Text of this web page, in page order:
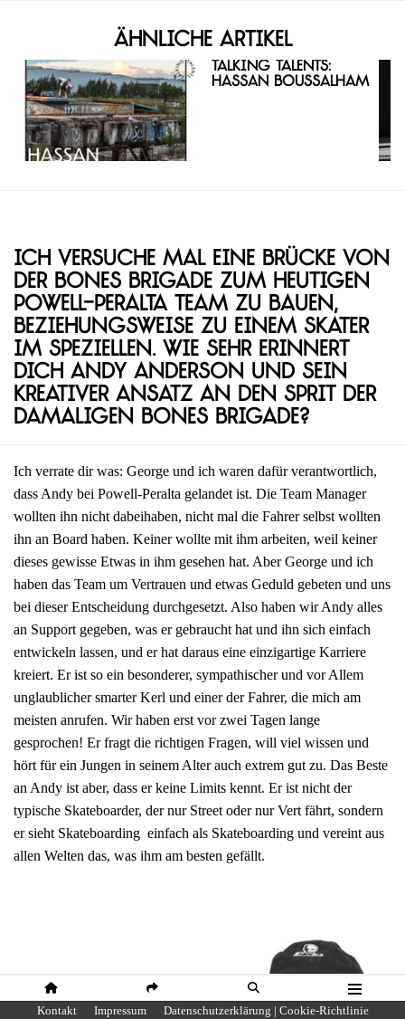
HOME SHARE SUCHE MENÜ
Ähnliche Artikel
Talking Talents:
Hassan Boussalham
Ich versuche mal eine Brücke von
der Bones Brigade zum heutigen
Powell-Peralta Team zu bauen,
beziehungsweise zu einem Skater
im Speziellen. Wie sehr erinnert
dich Andy Anderson und sein
kreativer Ansatz an den Sprit der
damaligen Bones Brigade?
Ich verrate dir was: George und ich waren dafür verantwortlich,
dass Andy bei Powell-Peralta gelandet ist. Die Team Manager
wollten ihn nicht dabeihaben, nicht mal die Fahrer selbst wollten
ihn an Board haben. Keiner wollte mit ihm arbeiten, weil keiner
dieses gewisse Etwas in ihm gesehen hat. Aber George und ich
haben das Team um Vertrauen und etwas Geduld gebeten und uns
bei dieser Entscheidung durchgesetzt. Also haben wir Andy alles
an Support gegeben, was er gebraucht hat und ihn sich einfach
entwickeln lassen, und er hat daraus eine einzigartige Karriere
kreiert. Er ist so ein besonderer, sympathischer und vor Allem
unglaublicher smarter Kerl und einer der Fahrer, die mich am
meisten anrufen. Wir haben erst vor zwei Tagen lange
gesprochen! Er fragt die richtigen Fragen, will viel wissen und
hört für ein Jungen in seinem Alter auch extrem gut zu. Das Beste
an Andy ist aber, dass er keine Limits kennt. Er ist nicht der
typische Skateboarder, der nur Street oder nur Vert fährt, sondern
er sieht Skateboarding einfach als Skateboarding und vereint aus
allen Welten das, was ihm am besten gefällt.
Kontakt Impressum Datenschutzerklärung | Cookie-Richtlinie